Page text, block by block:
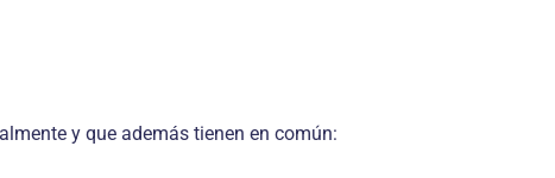
y que además tienen en común: